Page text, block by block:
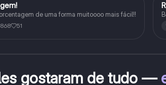
de uma forma muitoooo mais fácil!!
51
gostaram de tudo —